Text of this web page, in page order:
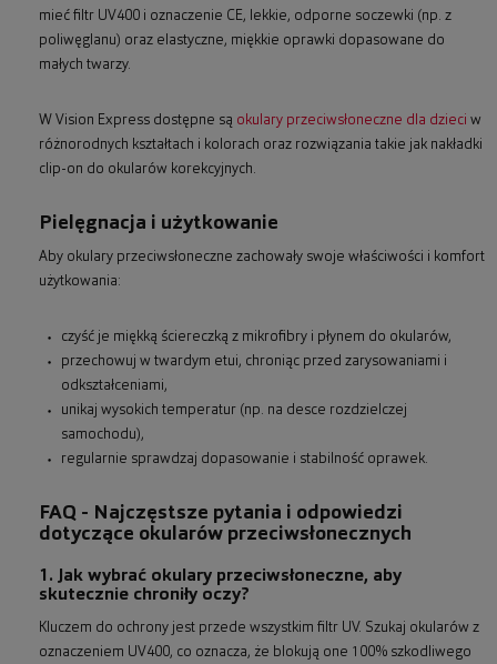
mieć filtr UV400 i oznaczenie CE, lekkie, odporne soczewki (np. z
poliwęglanu) oraz elastyczne, miękkie oprawki dopasowane do
małych twarzy.
W Vision Express dostępne są okulary przeciwsłoneczne dla dzieci w
różnorodnych kształtach i kolorach oraz rozwiązania takie jak nakładki
clip-on do okularów korekcyjnych.
Pielęgnacja i użytkowanie
Aby okulary przeciwsłoneczne zachowały swoje właściwości i komfort
użytkowania:
czyść je miękką ściereczką z mikrofibry i płynem do okularów,
przechowuj w twardym etui, chroniąc przed zarysowaniami i
odkształceniami,
unikaj wysokich temperatur (np. na desce rozdzielczej
samochodu),
regularnie sprawdzaj dopasowanie i stabilność oprawek.
FAQ - Najczęstsze pytania i odpowiedzi
dotyczące okularów przeciwsłonecznych
1. Jak wybrać okulary przeciwsłoneczne, aby
skutecznie chroniły oczy?
Kluczem do ochrony jest przede wszystkim filtr UV. Szukaj okularów z
oznaczeniem UV400, co oznacza, że blokują one 100% szkodliwego